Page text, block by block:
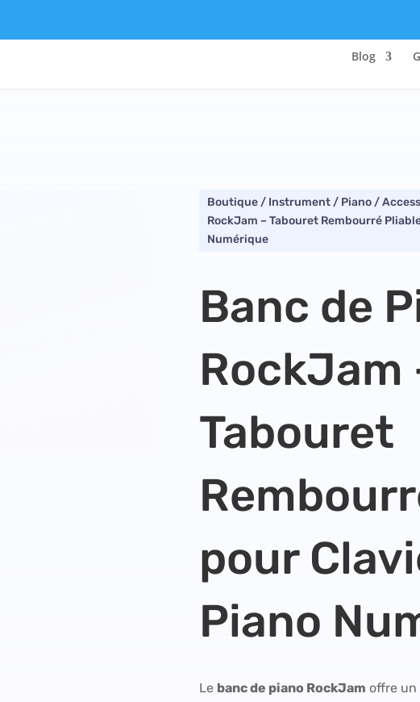
Blog
Boutique/ Instrument/ Piano/
RockJam – Tabouret Rembourré
Numérique
Banc de
RockJam
Tabouret
pour
Piano
Le banc de piano RockJam offre un